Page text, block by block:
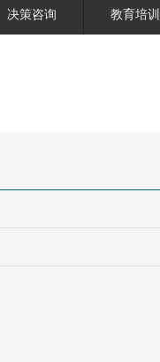
决策咨询 教育培训